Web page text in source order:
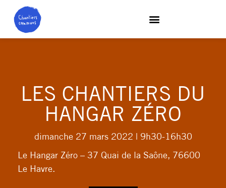
LES CHANTIERS DU
HANGAR ZÉRO
dimanche 27 mars 2022 | 9h30-16h30
Le Hangar Zéro – 37 Quai de la Saône, 76600
Le Havre.